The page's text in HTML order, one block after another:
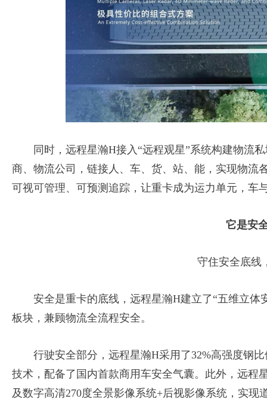
同时，远程星瀚H接入“远程观星”系统构建物流私
商、物流公司，链接人、车、货、站、能，实现物流
可视可管理、可预测追踪，让重卡成为运力单元，车
它是安全
守住安全底线
安全是重卡的底线，远程星瀚H建立了“五维立体
板块，兼顾物流全流程安全。
行驶安全部分，远程星瀚H采用了32%高强度钢比
技术，配备了国内首款商用车安全气囊。此外，远程
及数字高清270度全景影像系统+后视影像系统，实